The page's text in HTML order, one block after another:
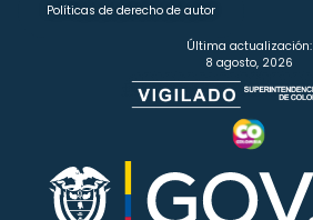
Políticas de derecho de autor
Última actualización:
8 agosto, 2026